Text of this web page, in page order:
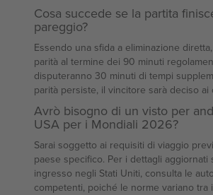
Cosa succede se la partita
pareggio?
Essendo una sfida a eliminazione
parità al termine dei 90 minuti
disputeranno 30 minuti di tempi
parità persiste, il vincitore sarà deciso ai
Avrò bisogno di un visto per
USA per i Mondiali 2026?
Sarai soggetto ai requisiti di viaggio
paese specifico. Per i dettagli aggiornati
ingresso negli Stati Uniti, consulta le
competenti, poiché le norme variano tra